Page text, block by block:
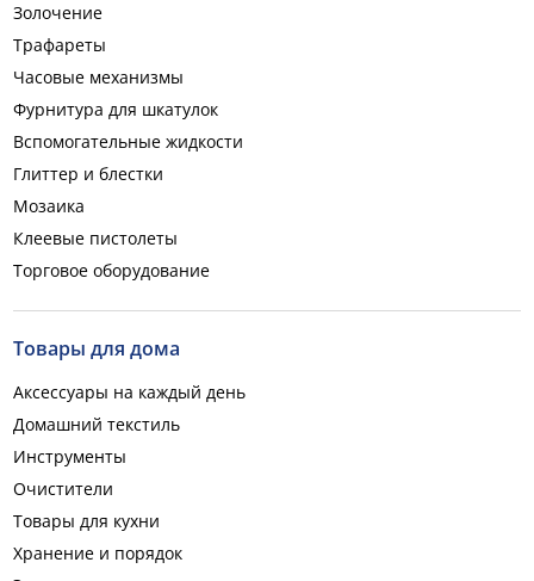
Золочение
Трафареты
Часовые механизмы
Фурнитура для шкатулок
Вспомогательные жидкости
Глиттер и блестки
Мозаика
Клеевые пистолеты
Торговое оборудование
Товары для дома
Аксессуары на каждый день
Домашний текстиль
Инструменты
Очистители
Товары для кухни
Хранение и порядок